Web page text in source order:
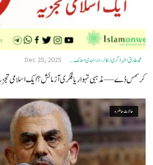
محمد طارق اطہر ڈگری اسکالر: دار الہدی اسلامک ... Dec 25, 2025
کرسمس ڈے —مذہبی تہوار یا فکری آزمائش؟ ایک اسلامی
حالات حاضرہ